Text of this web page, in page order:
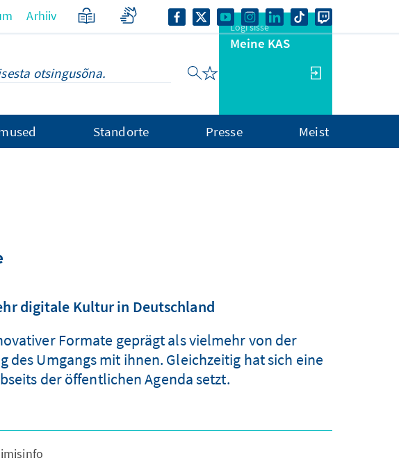
Arhiiv
Logi sisse
Meine KAS
Standorte Presse Meist
digitale Kultur in Deutschland
Formate geprägt als vielmehr von der
Umgangs mit ihnen. Gleichzeitig hat sich eine
der öffentlichen Agenda setzt.